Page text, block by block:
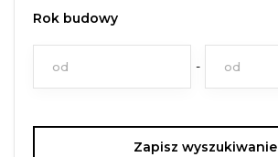
Rok budowy
Zapisz wyszukiwanie